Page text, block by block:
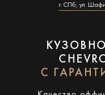
г. СПб, ул.
С